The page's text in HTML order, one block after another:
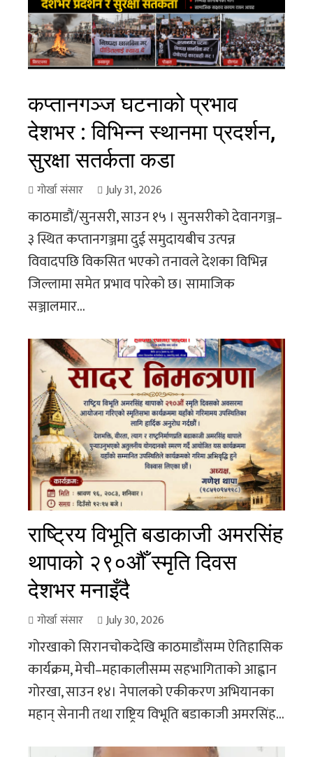
कप्तानगञ्ज घटनाको प्रभाव
देशभर : विभिन्न स्थानमा प्रदर्शन,
सुरक्षा सतर्कता कडा
गोर्खा संसार July 31, 2026
काठमाडौं/सुनसरी, साउन १५ । सुनसरीको देवानगञ्ज–
३ स्थित कप्तानगञ्जमा दुई समुदायबीच उत्पन्न
विवादपछि विकसित भएको तनावले देशका विभिन्न
जिल्लामा समेत प्रभाव पारेको छ। सामाजिक
सञ्जालमार...
राष्ट्रिय विभूति बडाकाजी अमरसिंह
थापाको २९०औँ स्मृति दिवस
देशभर मनाइँदै
गोर्खा संसार July 30, 2026
गोरखाको सिरानचोकदेखि काठमाडौंसम्म ऐतिहासिक
कार्यक्रम, मेची–महाकालीसम्म सहभागिताको आह्वान
गोरखा, साउन १४। नेपालको एकीकरण अभियानका
महान् सेनानी तथा राष्ट्रिय विभूति बडाकाजी अमरसिंह...